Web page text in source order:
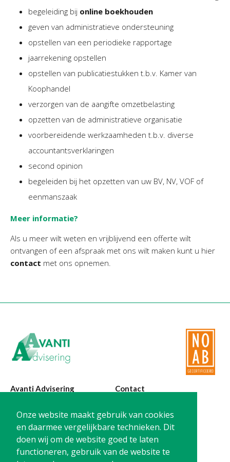
Onze website maakt gebruik van cookies
en daarmee vergelijkbare technieken. Dit
doen wij om de website goed te laten
functioneren, gebruik van de website te
Twinfield – Boekhouden
BaseCone – Facturen
Visionplanner – Rapportage
Klantenportaal – Online dossiers
Online Salaris – Salarissen
Nextens-Accorderen aangiften
begeleiding bij online boekhouden
geven van administratieve ondersteuning
opstellen van een periodieke rapportage
jaarrekening opstellen
opstellen van publicatiestukken t.b.v. Kamer van
Koophandel
verzorgen van de aangifte omzetbelasting
opzetten van de administratieve organisatie
voorbereidende werkzaamheden t.b.v. diverse
accountantsverklaringen
second opinion
begeleiden bij het opzetten van uw BV, NV, VOF of
eenmanszaak
Meer informatie?
Als u meer wilt weten en vrijblijvend een offerte wilt
ontvangen of een afspraak met ons wilt maken kunt u hier
contact met ons opnemen.
Avanti Advisering
Poelstraat 4
1441 RR Purmerend
Contact
T: 0299-420870
@:
info@avanti-
advisering.nl
BTW: NL861212733B01